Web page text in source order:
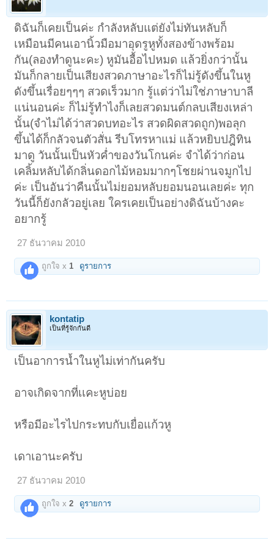
ดิฉันก็เคยเป็นค่ะ กำลังหลับแต่ยังไม่ทันหลับก็
เหมือนมีคนเอานิ้วมือมาอุดรูหูทั้งสองข้างพร้อม
กัน(ลองทำดูนะคะ) หูมันอื้อไปหมด แล้วยิ่งกว่านั้น
มันก็กลายเป็นเสียงสวดภาษาอะไรก็ไม่รู้ดังขึ้นในหู
ดังขึ้นเรื่อยๆๆๆ สวดเร็วมาก รู้แต่ว่าไม่ใช่ภาษาบาลี
แน่นอนค่ะ ก็ไม่รู้ทำไงก็เลยสวดมนต์กลบเสียงเหล่า
นั้น(จำไม่ได้ว่าสวดบทอะไร สวดผิดสวดถูก)พอลุก
ขึ้นได้ก็กลัวจนตัวสั่น รีบโทรหาแม่ แล้วหยิบปฎิทิน
มาดู วันนั้นเป็นหัวค่ำของวันโกนค่ะ จำได้ว่าก่อน
เคลิ้มหลับได้กลิ่นดอกไม้หอมมากๆโชยผ่านจมูกไป
ค่ะ เป็นอันว่าคืนนั้นไม่ยอมหลับยอมนอนเลยค่ะ ทุก
วันนี้ก็ยังกลัวอยู่เลย ใครเคยเป็นอย่างดิฉันบ้างคะ
อยากรู้
27 ธันวาคม 2010
ถูกใจ x1 ดูรายการ
kontatip
เป็นที่รู้จักกันดี
เป็นอาการน้ำในหูไม่เท่ากันครับ
อาจเกิดจากที่เเคะหูบ่อย
หรือมีอะไรไปกระทบกับเยื่อแก้วหู
เดาเอานะครับ
27 ธันวาคม 2010
ถูกใจ x2 ดูรายการ